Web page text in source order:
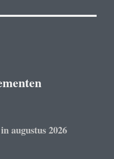
augustus 2026